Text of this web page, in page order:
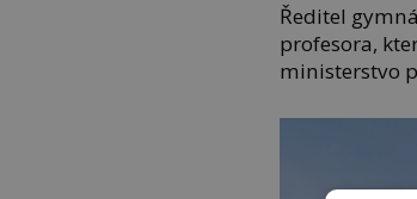
Ředitel
profesora,
ministerstvo